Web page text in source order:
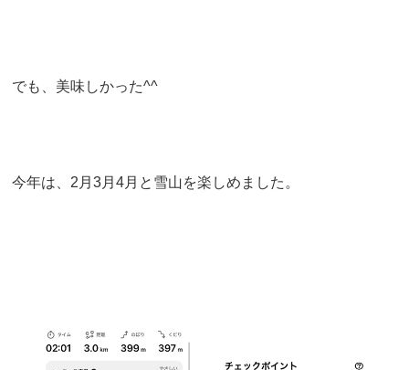
でも、美味しかった^^
今年は、2月3月4月と雪山を楽しめました。